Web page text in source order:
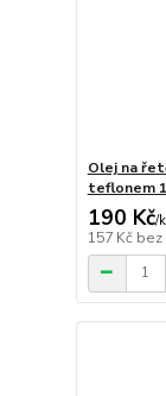
Olej na
teflonem
190 Kč/
157 Kč bez